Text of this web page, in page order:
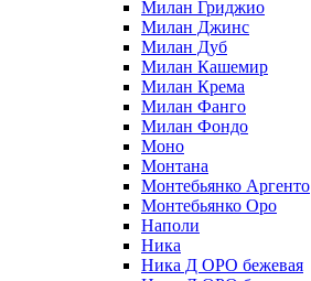
Милан Гриджио
Милан Джинс
Милан Дуб
Милан Кашемир
Милан Крема
Милан Фанго
Милан Фондо
Моно
Монтана
Монтебьянко Аргенто
Монтебьянко Оро
Наполи
Ника
Ника Д ОРО бежевая